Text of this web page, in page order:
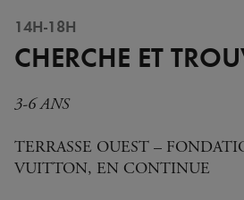
14H-18H
CHERCHE ET
3-6 ANS
TERRASSE OUEST –
VUITTON, EN CONTINUE